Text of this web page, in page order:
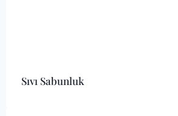
Sıvı Sabunluk